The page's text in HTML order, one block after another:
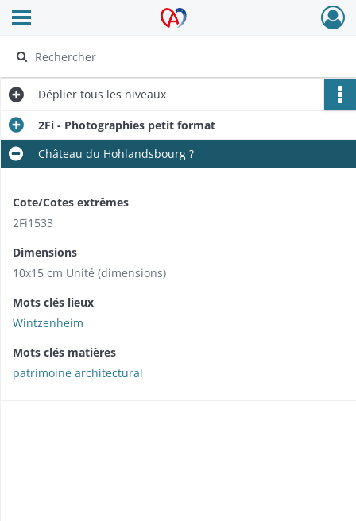
Archives Alsace - Colmar
Ouvrir le menu déroulant
Déplier tous les niveaux
2Fi - Photographies petit format
Château du Hohlandsbourg ?
Cote/Cotes extrêmes
2Fi1533
Dimensions
10x15 cm Unité (dimensions)
Mots clés lieux
Wintzenheim
Mots clés matières
patrimoine architectural